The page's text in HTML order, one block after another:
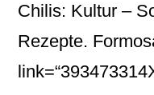
Chilis: Kultur –
Rezepte.